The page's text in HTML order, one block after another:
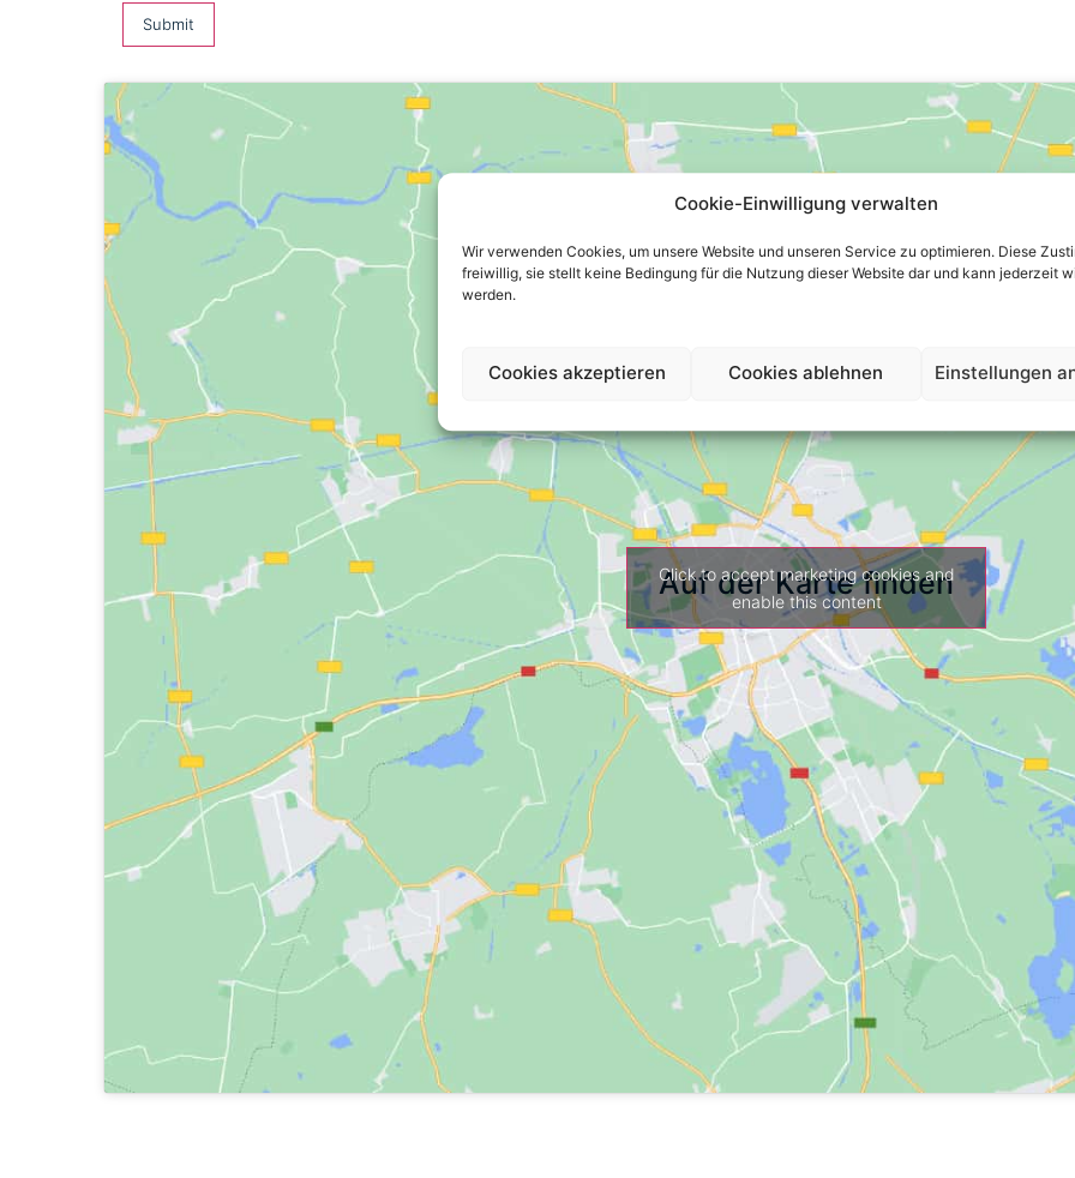
Cookie-Einwilligung verwalten
Wir verwenden Cookies, um unsere Website und unseren Service zu optimieren. Diese
freiwillig, sie stellt keine Bedingung für die Nutzung dieser Website dar und kann jederzeit
werden.
Cookies akzeptieren Cookies ablehnen Einstellungen
Auf der Karte finden
Click to accept marketing cookies and
enable this content